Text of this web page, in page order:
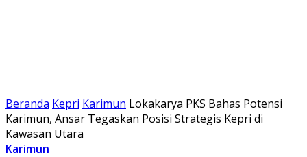
Beranda Kepri Karimun Lokakarya PKS Bahas Potensi
Karimun, Ansar Tegaskan Posisi Strategis Kepri di
Kawasan Utara
Karimun